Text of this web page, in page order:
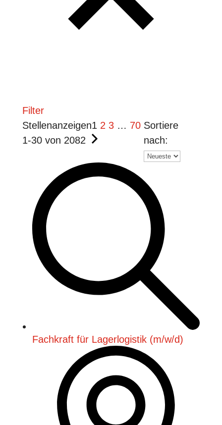
Filter
Stellenanzeigen
1-30von 2082
1 2 3 … 70 Sortiere
nach:
Fachkraft für Lagerlogistik (m/w/d)